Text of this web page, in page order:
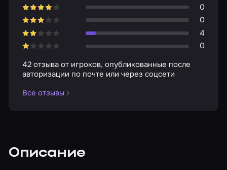
0
0
4
0
42 отзыва от игроков, опубликованные после
авторизации по почте или через соцсети
Все отзывы
Описание